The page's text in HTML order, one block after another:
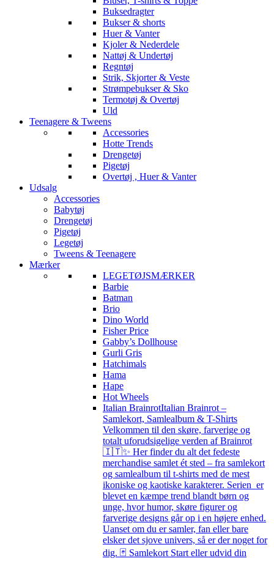
Buksedragter
Bukser & shorts
Huer & Vanter
Kjoler & Nederdele
Nattøj & Undertøj
Regntøj
Strik, Skjorter & Veste
Strømpebukser & Sko
Termotøj & Overtøj
Uld
Teenagere & Tweens
Accessories
Hotte Trends
Drengetøj
Pigetøj
Overtøj , Huer & Vanter
Udsalg
Accessories
Babytøj
Drengetøj
Pigetøj
Legetøj
Tweens & Teenagere
Mærker
LEGETØJSMÆRKER
Barbie
Batman
Brio
Dino World
Fisher Price
Gabby’s Dollhouse
Gurli Gris
Hatchimals
Hama
Hape
Hot Wheels
Italian BrainrotItalian Brainrot –
Samlekort, Samlealbum & T-Shirts
Velkommen til den skøre, farverige og
totalt uforudsigelige verden af Brainrot
🇮🇹✨ Her finder du alt det fedeste
merchandise samlet ét sted – fra samlekort
og samlealbum til t-shirts med de mest
ikoniske og kaotiske karakterer. Serien er
blevet en kæmpe trend blandt børn og
unge, hvor humor, skøre figurer og
farverige designs går op i en højere enhed.
Uanset om du er samler, fan eller bare
elsker det sjove univers, så er der noget for
dig. 🃏 Samlekort Start eller udvid din